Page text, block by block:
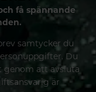
få spännande
samtycker du
Du
genom att avsluta
är